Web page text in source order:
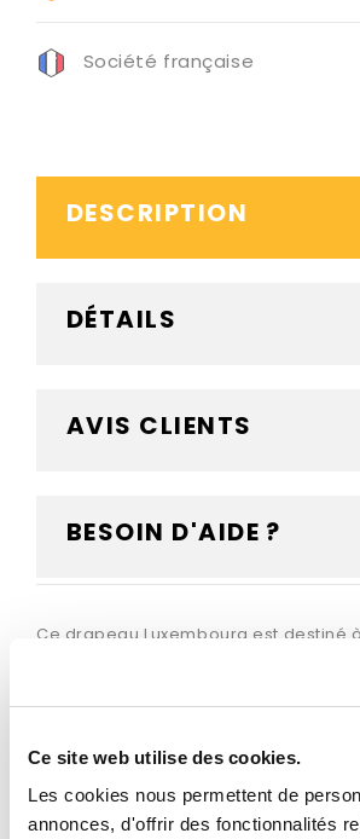
Ce site web utilise des cookies.
Les cookies nous permettent de
annonces, d'offrir des fonctionnalités
Société française
DESCRIPTION
DÉTAILS
AVIS CLIENTS
BESOIN D'AIDE ?
Ce drapeau Luxembourg est destiné
main grâce à sa hampe en bois
bois vous permettra de tenir et
tout simplement de le fixer
qualitative, il est résistant au vent, aux
aux UV. Vous avez le choix parmi 5
différentes pour votre drapeau, ainsi